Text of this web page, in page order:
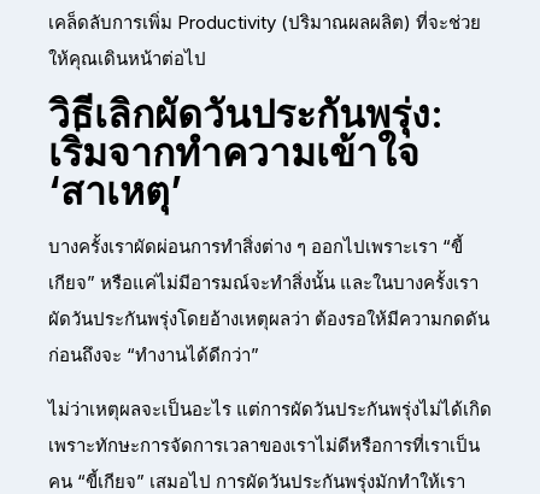
เคล็ดลับการเพิ่ม Productivity (ปริมาณผลผลิต) ที่จะช่วย
ให้คุณเดินหน้าต่อไป
วิธีเลิกผัดวันประกันพรุ่ง:
เริ่มจากทำความเข้าใจ
‘สาเหตุ’
บางครั้งเราผัดผ่อนการทำสิ่งต่าง ๆ ออกไปเพราะเรา “ขี้
เกียจ” หรือแค่ไม่มีอารมณ์จะทำสิ่งนั้น และในบางครั้งเรา
ผัดวันประกันพรุ่งโดยอ้างเหตุผลว่า ต้องรอให้มีความกดดัน
ก่อนถึงจะ “ทำงานได้ดีกว่า”
ไม่ว่าเหตุผลจะเป็นอะไร แต่การผัดวันประกันพรุ่งไม่ได้เกิด
เพราะทักษะการจัดการเวลาของเราไม่ดีหรือการที่เราเป็น
คน “ขี้เกียจ” เสมอไป การผัดวันประกันพรุ่งมักทำให้เรา